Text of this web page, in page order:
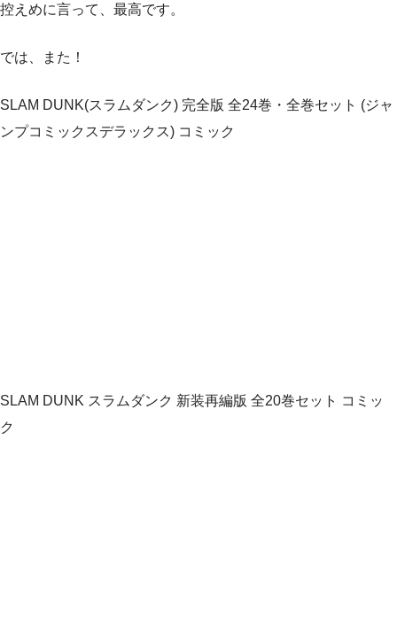
控えめに言って、最高です。
では、また！
SLAM DUNK(スラムダンク) 完全版 全24巻・全巻セット (ジャ
ンプコミックスデラックス) コミック
SLAM DUNK スラムダンク 新装再編版 全20巻セット コミッ
ク